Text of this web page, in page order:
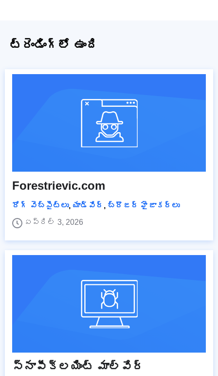
ట్రెండింగ్‌లో ఉంది
Forestrievic.com
రోగ్ వెబ్‌సైట్‌లు, యాడ్వేర్ , బ్రౌజర్ హైజాకర్లు
ఏప్రిల్ 3, 2026
స్నాపీక్లయింట్ మాల్వేర్